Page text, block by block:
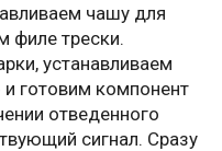
чашу для
филе трески.
устанавливаем
и готовим компонент
отведенного
сигнал. Сразу